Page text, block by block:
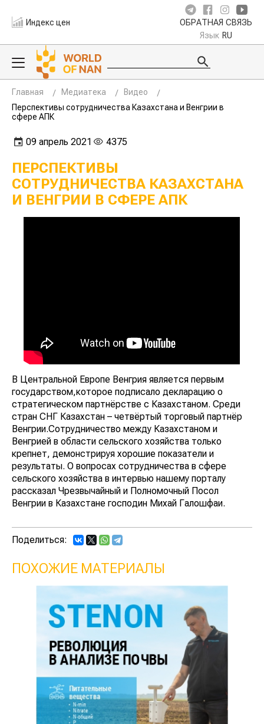
Индекс цен ОБРАТНАЯ СВЯЗЬ
Язык RU
Главная Медиатека
Видео
Перспективы сотрудничества Казахстана и Венгрии в
сфере АПК
09 апрель 2021 4375
ПЕРСПЕКТИВЫ
СОТРУДНИЧЕСТВА КАЗАХСТАНА
И ВЕНГРИИ В СФЕРЕ АПК
В Центральной Европе Венгрия является первым
государством,которое подписало декларацию о
стратегическом партнёрстве с Казахстаном. Среди
стран СНГ Казахстан – четвёртый торговый партнёр
Венгрии.Сотрудничество между Казахстаном и
Венгрией в области сельского хозяйства только
крепнет, демонстрируя хорошие показатели и
результаты. О вопросах сотрудничества в сфере
сельского хозяйства в интервью нашему порталу
рассказал Чрезвычайный и Полномочный Посол
Венгрии в Казахстане господин Михай Галошфаи.
Поделиться:
ПОХОЖИЕ МАТЕРИАЛЫ